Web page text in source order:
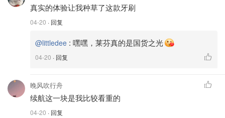
真实的体验让我种草了这款牙刷
04-20 · 回复
@littledee : 嘿嘿，莱芬真的是国货之光
04-20 · 回复
晚风吹行舟
续航这一块是我比较看重的
04-20 · 回复